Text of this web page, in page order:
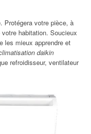
Protégera votre pièce, à
habitation. Soucieux
les mieux apprendre et
daikin
refroidisseur, ventilateur